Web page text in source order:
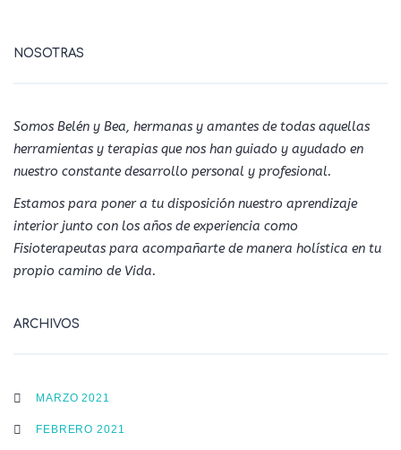
NOSOTRAS
Somos Belén y Bea, hermanas y amantes de todas aquellas
herramientas y terapias que nos han guiado y ayudado en
nuestro constante desarrollo personal y profesional.
Estamos para poner a tu disposición nuestro aprendizaje
interior junto con los años de experiencia como
Fisioterapeutas para acompañarte de manera holística en tu
propio camino de Vida.
ARCHIVOS
MARZO 2021
FEBRERO 2021